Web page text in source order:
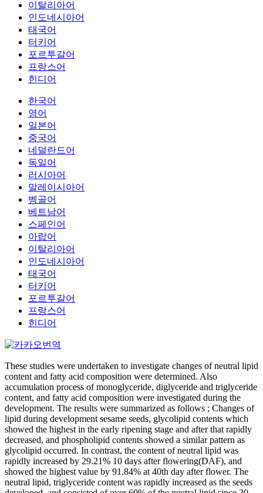
이탈리아어
인도네시아어
태국어
터키어
포르투갈어
프랑스어
힌디어
한국어
영어
일본어
중국어
네덜란드어
독일어
러시아어
말레이시아어
벵골어
베트남어
스페인어
아랍어
이탈리아어
인도네시아어
태국어
터키어
포르투갈어
프랑스어
힌디어
These studies were undertaken to investigate changes of neutral lipid
content and fatty acid composition were determined. Also
accumulation process of monoglyceride, diglyceride and triglyceride
content, and fatty acid composition were investigated during the
development. The results were summarized as follows ; Changes of
lipid during development sesame seeds, glycolipid contents which
showed the highest in the early ripening stage and after that rapidly
decreased, and phospholipid contents showed a similar pattern as
glycolipid occurred. In contrast, the content of neutral lipid was
rapidly increased by 29.21% 10 days after flowering(DAF), and
showed the highest value by 91.84% at 40th day after flower. The
neutral lipid, triglyceride content was rapidly increased as the seeds